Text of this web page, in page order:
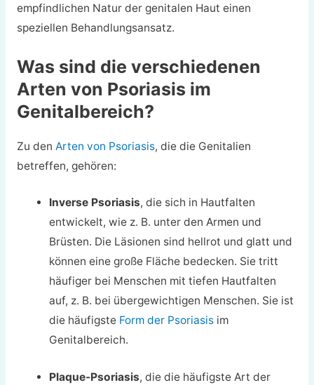
empfindlichen Natur der genitalen Haut einen
speziellen Behandlungsansatz.
Was sind die verschiedenen
Arten von Psoriasis im
Genitalbereich?
Zu den Arten von Psoriasis, die die Genitalien
betreffen, gehören:
Inverse Psoriasis, die sich in Hautfalten
entwickelt, wie z. B. unter den Armen und
Brüsten. Die Läsionen sind hellrot und glatt und
können eine große Fläche bedecken. Sie tritt
häufiger bei Menschen mit tiefen Hautfalten
auf, z. B. bei übergewichtigen Menschen. Sie ist
die häufigste Form der Psoriasis im
Genitalbereich.
Plaque-Psoriasis, die die häufigste Art der